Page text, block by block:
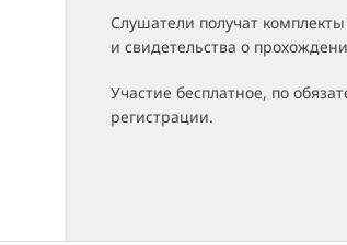
Слушатели получат
и свидетельства о
Участие бесплатное, по
регистрации.